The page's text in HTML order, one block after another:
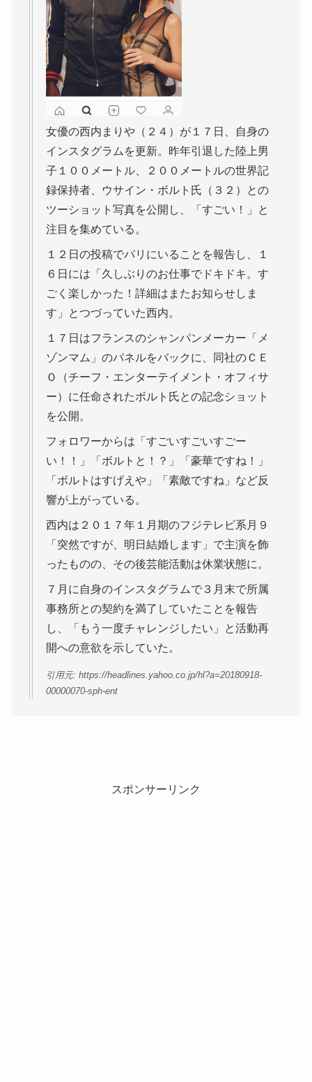
女優の西内まりや（２４）が１７日、自身の
インスタグラムを更新。昨年引退した陸上男
子１００メートル、２００メートルの世界記
録保持者、ウサイン・ボルト氏（３２）との
ツーショット写真を公開し、「すごい！」と
注目を集めている。
１２日の投稿でパリにいることを報告し、１
６日には「久しぶりのお仕事でドキドキ。す
ごく楽しかった！詳細はまたお知らせしま
す」とつづっていた西内。
１７日はフランスのシャンパンメーカー「メ
ゾンマム」のパネルをバックに、同社のＣＥ
Ｏ（チーフ・エンターテイメント・オフィサ
ー）に任命されたボルト氏との記念ショット
を公開。
フォロワーからは「すごいすごいすごー
い！！」「ボルトと！？」「豪華ですね！」
「ボルトはすげえや」「素敵ですね」など反
響が上がっている。
西内は２０１７年１月期のフジテレビ系月９
「突然ですが、明日結婚します」で主演を飾
ったものの、その後芸能活動は休業状態に。
７月に自身のインスタグラムで３月末で所属
事務所との契約を満了していたことを報告
し、「もう一度チャレンジしたい」と活動再
開への意欲を示していた。
引用元: https://headlines.yahoo.co.jp/hl?a=20180918-
00000070-sph-ent
スポンサーリンク